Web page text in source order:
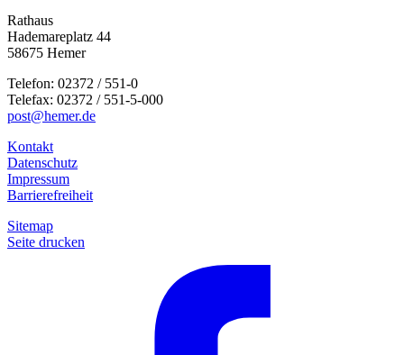
Rathaus
Hademareplatz 44
58675 Hemer
Telefon: 02372 / 551-0
Telefax: 02372 / 551-5-000
post@hemer.de
Kontakt
Datenschutz
Impressum
Barrierefreiheit
Sitemap
Seite drucken